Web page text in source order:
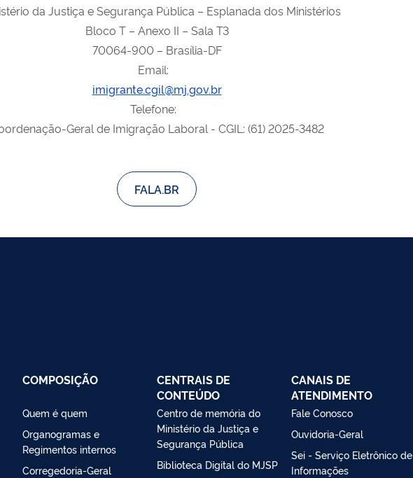
da Justiça e Segurança Pública – Esplanada dos Ministérios
Bloco T – Anexo II – Sala T3
70064-900 – Brasília-DF
Email:
imigrante.cgil@mj.gov.br
Telefone:
Geral de Imigração Laboral - CGIL: (61) 2025-3482
FALA.BR
COMPOSIÇÃO
Quem é quem
Organogramas e
Regimentos internos
Corregedoria-Geral
CENTRAIS DE
CONTEÚDO
Centro de memória do
Ministério da Justiça e
Segurança Pública
Biblioteca Digital do MJSP
CANAIS DE
ATENDIMENTO
Fale Conosco
Ouvidoria-Geral
Sei - Serviço Eletrônico de
Informações